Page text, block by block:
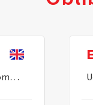
Where strong English becomes effortless communication.